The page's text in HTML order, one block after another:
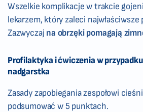
Wszelkie komplikacje w trakcie
lekarzem, który zaleci
Zazwyczaj na obrzęki pomagają
Profilaktyka i ćwiczenia w przypadku
nadgarstka
Zasady zapobiegania zespołowi
podsumować w 5 punktach.